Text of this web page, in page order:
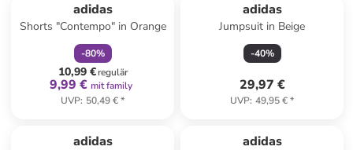
adidas
Shorts "Contempo" in Orange
-80%
10,99 €regulär
9,99 € mit family
UVP: 50,49 €*
adidas
Jumpsuit in Beige
-40%
29,97 €
UVP: 49,95 €*
adidas adidas